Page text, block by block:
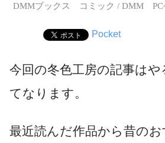
DMMブックス コミック / DMM PC
Pocket
今回の冬色工房の記事は
てなります。
最近読んだ作品から昔の